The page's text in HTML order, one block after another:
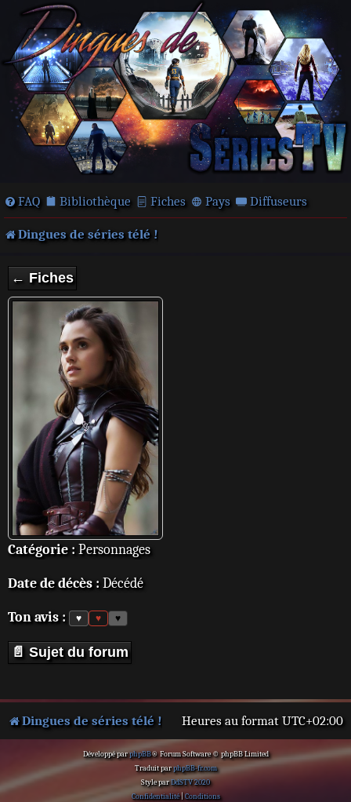
FAQ Bibliothèque Fiches Pays Diffuseurs
Dingues de séries télé !
← Fiches
Catégorie : Personnages
Date de décès : Décédé
Ton avis : ♥ ♥ ♥
📄 Sujet du forum
Dingues de séries télé ! Heures au format UTC+02:00
Développé parphpBB® Forum Software © phpBB Limited
Traduit parphpBB-fr.com
Style parDdSTV 2020
Confidentialité|Conditions